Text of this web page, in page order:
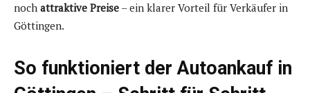
noch attraktive Preise – ein klarer Vorteil für Verkäufer in
Göttingen.
So funktioniert der Autoankauf in